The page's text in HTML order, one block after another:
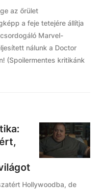
az őrület
a feje tetejére állítja
Marvel-
nálunk a Doctor
(Spoilermentes kritikánk
Hollywoodba, de